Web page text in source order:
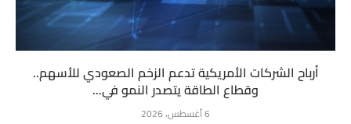
أرباح الشركات الأمريكية تدعم الزخم الصعودي للأسهم..
وقطاع الطاقة يتصدر النمو في...
6 أغسطس، 2026